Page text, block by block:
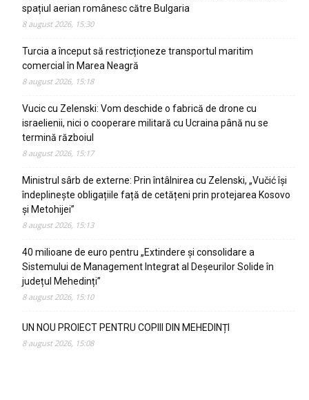
spațiul aerian românesc către Bulgaria
8 august 2026, 15:30
Turcia a început să restricționeze transportul maritim
comercial în Marea Neagră
8 august 2026, 15:18
Vucic cu Zelenski: Vom deschide o fabrică de drone cu
israelienii, nici o cooperare militară cu Ucraina până nu se
termină războiul
8 august 2026, 15:17
Ministrul sârb de externe: Prin întâlnirea cu Zelenski, „Vučić își
îndeplinește obligațiile față de cetățeni prin protejarea Kosovo
și Metohijei”
8 august 2026, 15:13
40 milioane de euro pentru „Extindere și consolidare a
Sistemului de Management Integrat al Deșeurilor Solide în
județul Mehedinți”
8 august 2026, 15:10
UN NOU PROIECT PENTRU COPIII DIN MEHEDINȚI
8 august 2026, 15:08